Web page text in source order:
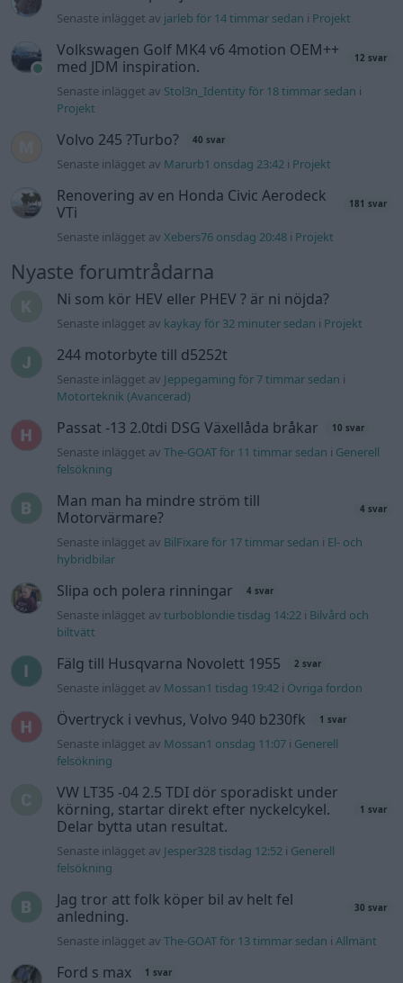
Senaste inlägget av jarleb för 14 timmar sedan i Projekt
Volkswagen Golf MK4 v6 4motion OEM++
med JDM inspiration.
12 svar
Senaste inlägget av Stol3n_Identity för 18 timmar sedan i
Projekt
Volvo 245 ?Turbo? 40 svar
Senaste inlägget av Marurb1 onsdag 23:42 i Projekt
Renovering av en Honda Civic Aerodeck
VTi
181 svar
Senaste inlägget avXebers76 onsdag 20:48 i Projekt
Nyaste forumtrådarna
Ni som kör HEV eller PHEV ? är ni nöjda?
Senaste inlägget av kaykay för 32 minuter sedan i Projekt
244 motorbyte till d5252t
Senaste inlägget av Jeppegaming för 7 timmar sedan i
Motorteknik (Avancerad)
Passat -13 2.0tdi DSG Växellåda bråkar 10 svar
Senaste inlägget avThe-GOAT för 11 timmar sedan i Generell
felsökning
Man man ha mindre ström till
Motorvärmare?
4 svar
Senaste inlägget av BilFixare för 17 timmar sedan i El- och
hybridbilar
Slipa och polera rinningar 4 svar
Senaste inlägget avturboblondie tisdag 14:22 i Bilvård och
biltvätt
Fälg till Husqvarna Novolett 1955 2 svar
Senaste inlägget av Mossan1 tisdag 19:42 i Övriga fordon
Övertryck i vevhus, Volvo 940 b230fk 1 svar
Senaste inlägget av Mossan1 onsdag 11:07 i Generell
felsökning
VW LT35 -04 2.5 TDI dör sporadiskt under
körning, startar direkt efter nyckelcykel.
Delar bytta utan resultat.
1 svar
Senaste inlägget av Jesper328 tisdag 12:52 i Generell
felsökning
Jag tror att folk köper bil av helt fel
anledning.
30 svar
Senaste inlägget avThe-GOAT för 13 timmar sedan i Allmänt
Ford s max 1 svar